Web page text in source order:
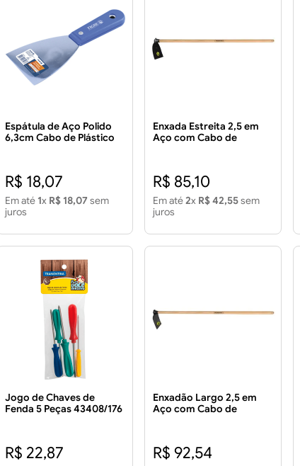
Espátula de Aço Polido
6,3cm Cabo de Plástico
R$ 18,07
Em até 1x R$ 18,07 sem
juros
Enxada Estreita 2,5 em
Aço com Cabo de
R$ 85,10
Em até2x R$ 42,55sem
juros
Jogo de Chaves de
Fenda 5 Peças 43408/176
R$ 22,87
Enxadão Largo 2,5 em
Aço com Cabo de
R$ 92,54